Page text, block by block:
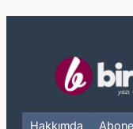
Hakkımda